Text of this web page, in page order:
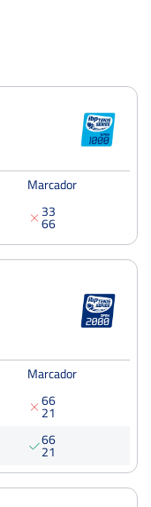
92
Marcador
3
6
3
6
Marcador
6
2
6
1
6
2
6
1